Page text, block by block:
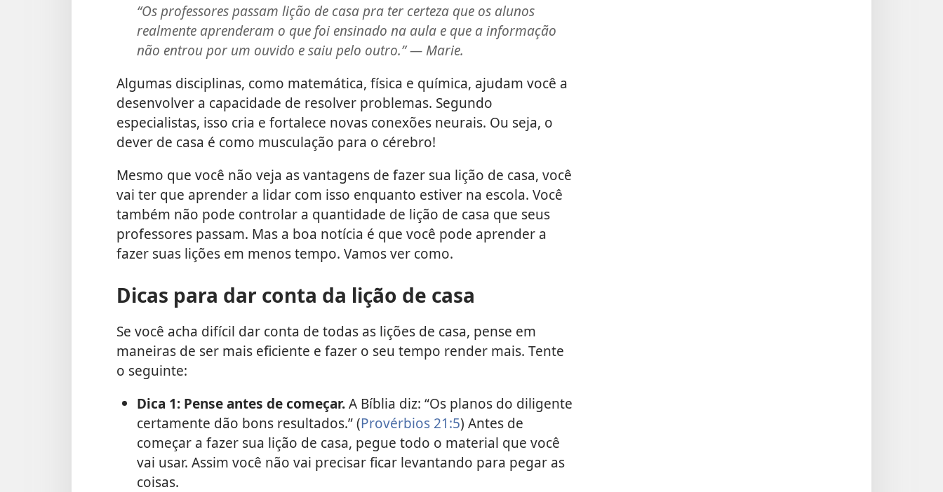
“Os professores passam lição de casa pra ter certeza que os alunos
realmente aprenderam o que foi ensinado na aula e que a informação
não entrou por um ouvido e saiu pelo outro.” — Marie.
Algumas disciplinas, como matemática, física e química, ajudam você a
desenvolver a capacidade de resolver problemas. Segundo
especialistas, isso cria e fortalece novas conexões neurais. Ou seja, o
dever de casa é como musculação para o cérebro!
Mesmo que você não veja as vantagens de fazer sua lição de casa, você
vai ter que aprender a lidar com isso enquanto estiver na escola. Você
também não pode controlar a quantidade de lição de casa que seus
professores passam. Mas a boa notícia é que você pode aprender a
fazer suas lições em menos tempo. Vamos ver como.
Dicas para dar conta da lição de casa
Se você acha difícil dar conta de todas as lições de casa, pense em
maneiras de ser mais eficiente e fazer o seu tempo render mais. Tente
o seguinte:
Dica 1: Pense antes de começar.A Bíblia diz: “Os planos do diligente
certamente dão bons resultados.” (Provérbios 21:5) Antes de
começar a fazer sua lição de casa, pegue todo o material que você
vai usar. Assim você não vai precisar ficar levantando para pegar as
coisas.